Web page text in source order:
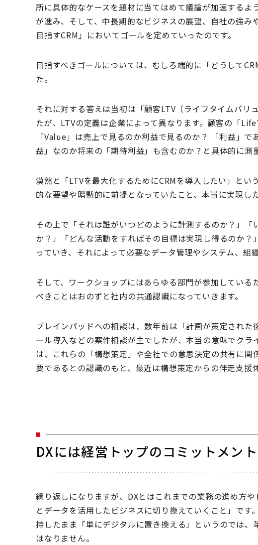
所に具体的なケースを題材に当てはめて議論が加速する
が進み、そして、中長期的なビジネスの展望、自社の強
目指すCRM」においてゴールを定めていったのです。
目指すべきゴールについては、むしろ端的に「どうして
た。
それに対する答えは当初は「顧客LTV（ライフタイムバリ
たが、LTVの定義は企業によって異なります。顧客の「
「Value」は売上で見るのか利益で見るのか？ 「利益」
益」なのか将来の「期待利益」も含むのか？と具体的に測
漠然と「LTVを最大化するためにCRMを導入したい」と
的な要望や暗黙的に前提となっていたこと、本当に実現し
その上で「それは誰がいつどのように計測するのか？」
か？」「どんな活動をすればその目標は実現し得るのか
っていき、それによって必要なデータ管理やシステム、組
そして、ワークショップにはあらゆる部門が参加している
べきことはおのずと社内の共通認識になっていきます。
ブレインパッドへの相談は、数年前は「計画が策定され
ール導入などの案件相談が主でしたが、本当の意味でクラ
は、これらの「構想策定」や全社での意思決定の共有に
要であるとの認識のもと、最近は構想策定からの伴走支援
DXには経営トップのコミットメン
繰り返しになりますが、DXとはこれまでの業務の進め方
とデータを活用したビジネスに切り換えていくこと」で
持したまま「単にデジタルに置き換える」というのでは、
はなりません。